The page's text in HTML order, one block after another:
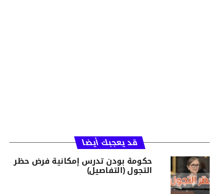
قد يعجبك أيضا
حكومة بودن تدرس إمكانية فرض حظر
التجول (التفاصيل)